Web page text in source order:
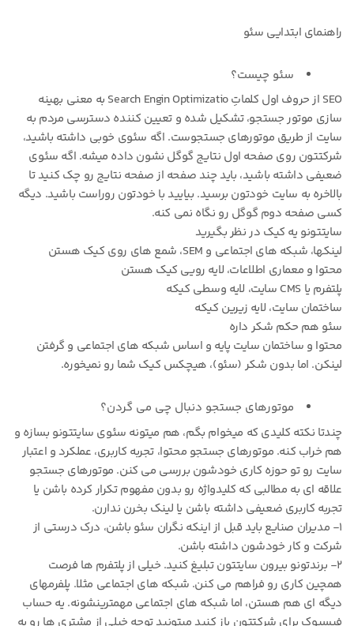
راهنمای ابتدایی سئو
سئو چیست؟
SEO از حروف اول کلماتِ Search Engin Optimizatio به معنی بهینه
سازی موتور جستجو، تشکیل شده و تعیین کننده دسترسی مردم به
سایت از طریق موتورهای جستجوست. اگه سئوی خوبی داشته باشید،
شرکتتون روی صفحه اول نتایج گوگل نشون داده میشه. اگه سئوی
ضعیفی داشته باشید، باید چند صفحه از صفحه نتایج رو چک کنید تا
بالاخره به سایت خودتون برسید. بیایید با خودتون روراست باشید. دیگه
کسی صفحه دوم گوگل رو نگاه نمی کنه.
سایتتونو یه کیک در نظر بگیرید
لینکها، شبکه های اجتماعی و SEM، شمع های روی کیک هستن
محتوا و معماری اطلاعات، لایه رویی کیک هستن
پلتفرم یا CMS سایت، لایه وسطی کیکه
ساختمان سایت، لایه زیرین کیکه
سئو هم حکم شکر داره
محتوا و ساختمان سایت پایه و اساس شبکه های اجتماعی و گرفتن
لینکن. اما بدون شکر (سئو)، هیچکس کیک شما رو نمیخوره.
موتورهای جستجو دنبال چی می گردن؟
چندتا نکته کلیدی که میخوام بگم، هم میتونه سئوی سایتتونو بسازه و
هم خراب کنه. موتورهای جستجو محتوا، تجربه کاربری، عملکرد و اعتبار
سایت رو تو حوزه کاری خودشون بررسی می کنن. موتورهای جستجو
علاقه ای به مطالبی که کلیدواژه رو بدون مفهوم تکرار کرده باشن یا
تجربه کاربری ضعیفی داشته باشن یا لینک بخرن ندارن.
۱- مدیران صنایع باید قبل از اینکه نگران سئو باشن، درک درستی از
شرکت و کار خودشون داشته باشن.
۲- برندتونو بیرون سایتتون تبلیغ کنید. خیلی از پلتفرم ها فرصت
همچین کاری رو فراهم می کنن. شبکه های اجتماعی مثلا. پلفرمهای
دیگه ای هم هستن، اما شبکه های اجتماعی مهمترینشونه. یه حساب
فیسبوک برای شرکتتون باز کنید میتونید توجه خیلی از مشتری ها رو به